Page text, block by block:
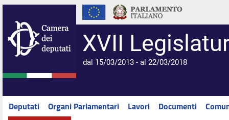
XVII
dal 15/03/2013 - al 22/03/2018
Deputati Organi Parlamentari Lavori Documenti